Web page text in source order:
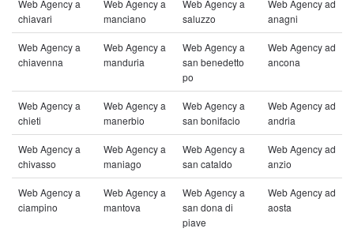
Web Agency a
chiavari
Web Agency a
manciano
Web Agency a
saluzzo
Web Agency ad
anagni
Web Agency a
chiavenna
Web Agency a
manduria
Web Agency a
san benedetto
po
Web Agency ad
ancona
Web Agency a
chieti
Web Agency a
manerbio
Web Agency a
san bonifacio
Web Agency ad
andria
Web Agency a
chivasso
Web Agency a
maniago
Web Agency a
san cataldo
Web Agency ad
anzio
Web Agency a
ciampino
Web Agency a
mantova
Web Agency a
san dona di
piave
Web Agency ad
aosta